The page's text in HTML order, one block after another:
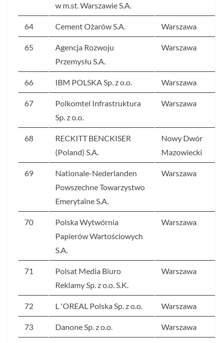
w m.st. Warszawie S.A.
64 Cement Ożarów S.A. Warszawa
65
Agencja Rozwoju
Przemysłu S.A.
Warszawa
66 IBM POLSKA Sp. z o.o. Warszawa
67
Polkomtel Infrastruktura
Sp. z o.o.
Warszawa
68
RECKITT BENCKISER
(Poland) S.A.
Nowy Dwór
Mazowiecki
69
Nationale-Nederlanden
Powszechne Towarzystwo
Emerytalne S.A.
Warszawa
70
Polska Wytwórnia
Papierów Wartościowych
S.A.
Warszawa
71
Polsat Media Biuro
Reklamy Sp. z o.o. S.K.
Warszawa
72 L 'OREAL Polska Sp. z o.o. Warszawa
73 Danone Sp. z o.o. Warszawa